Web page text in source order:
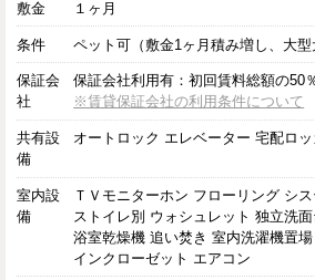
敷金 １ヶ月
条件 ペット可（敷金1ヶ月積み増し、大型
保証会
社
保証会社利用有：初回賃料総額の50
※賃貸保証会社の利用条件について
共有設
備
オートロック エレベーター 宅配ロ
室内設
備
ＴＶモニターホン フローリング シ
ストイレ別 ウォシュレット 独立洗
浴室乾燥機 追い焚き 室内洗濯機置
インクローゼット エアコン